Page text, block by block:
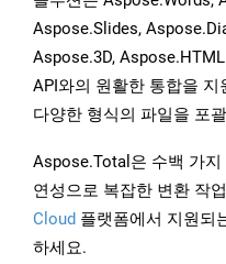
Aspose.Slides,
Aspose.3D,
API와의 원활한 통합을
다양한 형식의 파일을 포
Aspose.Total은 수백 가
연성으로 복잡한 변환 작
Cloud 플랫폼에서 지원되
하세요.